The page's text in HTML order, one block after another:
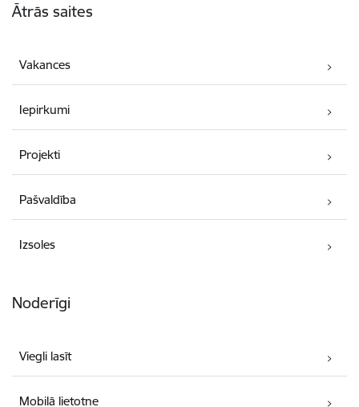
Ātrās saites
Vakances
Iepirkumi
Projekti
Pašvaldība
Izsoles
Noderīgi
Viegli lasīt
Mobilā lietotne